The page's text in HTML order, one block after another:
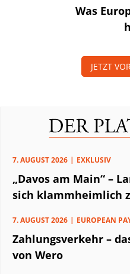
Was
JETZT
7. AUGUST 2026 EXKLUSIV
„Davos am Main“ –
sich klammheimlich
7. AUGUST 2026 EUROPEAN
Zahlungsverkehr –
von Wero